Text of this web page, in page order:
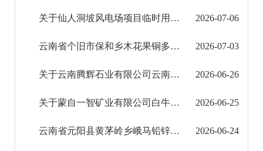
关于仙人洞坡风电场项目临时用地（第一批）土地复垦验收结果的公告 2026-07-06
云南省个旧市保和乡木花果铜多金属矿详查探矿权转让公示 2026-07-03
关于云南腾辉石业有限公司云南省元阳县嘎娘乡绞缅饰面用大理石矿采矿权出让收益评估报告的公示 2026-06-26
关于蒙自一智矿业有限公司白牛厂银矿矿区生态修复方案通过审查的公告 2026-06-25
云南省元阳县黄茅岭乡峨马铅锌矿详查探矿权转让公示 2026-06-24